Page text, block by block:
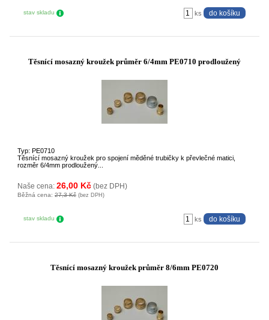
stav skladu ks
Těsnící mosazný kroužek průměr 6/4mm PE0710 prodloužený
Typ: PE0710
Těsnící mosazný kroužek pro spojení měděné trubičky k převlečné matici,
rozměr 6/4mm prodloužený...
Naše cena: 26,00 Kč (bez DPH)
Běžná cena: 27,3 Kč (bez DPH)
stav skladu ks
Těsnící mosazný kroužek průměr 8/6mm PE0720